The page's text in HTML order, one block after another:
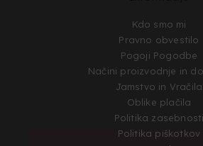
Kdo smo mi
Pravno obvestilo
Pogoji Pogodbe
Načini proizvodnje in
Jamstvo in Vračila
Oblike plačila
Politika zasebnosti
Politika piškotkov